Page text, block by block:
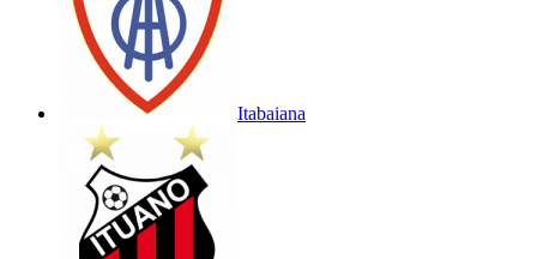
Itabaiana